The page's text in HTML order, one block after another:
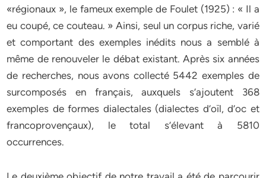
«régionaux », le fameux exemple de Foulet (1925) : « Il a
eu coupé, ce couteau. » Ainsi, seul un corpus riche, varié
et comportant des exemples inédits nous a semblé à
même de renouveler le débat existant. Après six années
de recherches, nous avons collecté 5442 exemples de
surcomposés en français, auxquels s’ajoutent 368
exemples de formes dialectales (dialectes d’oïl, d’oc et
francoprovençaux), le total s’élevant à 5810
occurrences.